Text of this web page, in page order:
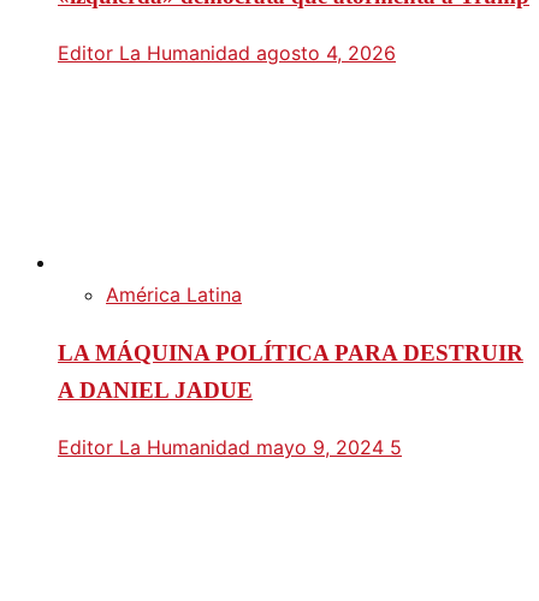
Editor La Humanidad agosto 4, 2026
América Latina
LA MÁQUINA POLÍTICA PARA DESTRUIR
A DANIEL JADUE
Editor La Humanidad mayo 9, 2024 5